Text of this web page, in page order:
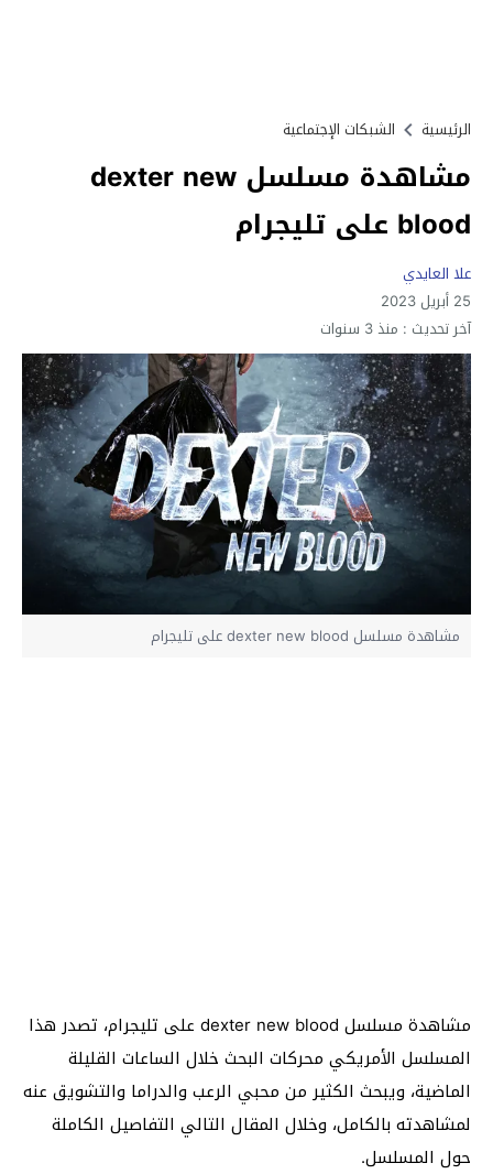
الرئيسية الشبكات الإجتماعية
مشاهدة مسلسل dexter new
blood على تليجرام
علا العايدي
25 أبريل 2023
آخر تحديث : منذ 3 سنوات
مشاهدة مسلسل dexter new blood على تليجرام
مشاهدة مسلسل dexter new blood على تليجرام، تصدر هذا
المسلسل الأمريكي محركات البحث خلال الساعات القليلة
الماضية، ويبحث الكثير من محبي الرعب والدراما والتشويق عنه
لمشاهدته بالكامل، وخلال المقال التالي التفاصيل الكاملة
حول المسلسل.